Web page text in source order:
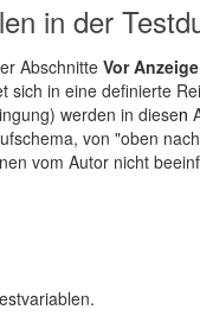
in der
Abschnitte Vor
sich in eine definierte
werden in diesen
von "oben
vom Autor nicht